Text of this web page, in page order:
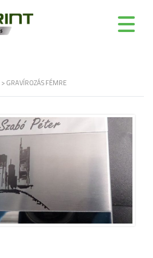
>GRAVÍROZÁS FÉMRE